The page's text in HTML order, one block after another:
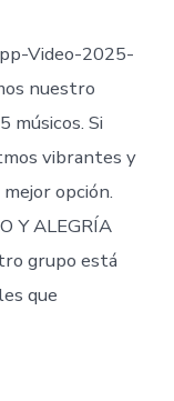
Video-2025-
nuestro
músicos. Si
vibrantes y
opción.
Y ALEGRÍA
grupo está
que